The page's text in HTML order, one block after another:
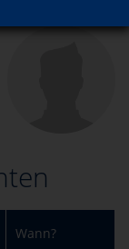
Wann?